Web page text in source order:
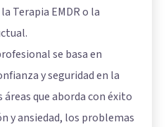
Terapia EMDR o la
se basa en
y seguridad en la
que aborda con éxito
y ansiedad, los problemas